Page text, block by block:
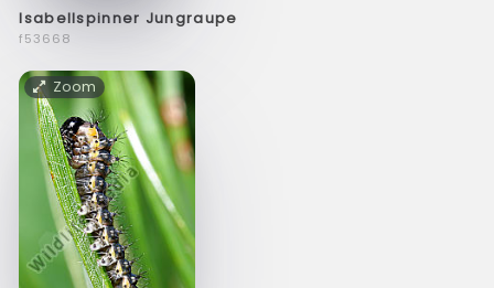
Isabellspinner Jungraupe
f53668
Zoom